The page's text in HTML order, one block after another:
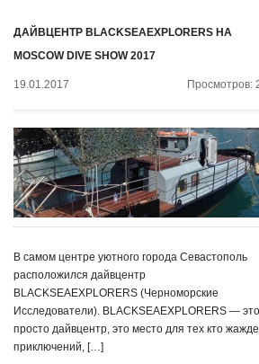
ДАЙВЦЕНТР BLACKSEAEXPLORERS НА
MOSCOW DIVE SHOW 2017
19.01.2017 Просмотров:
В самом центре уютного города Севастополь
расположился дайвцентр
BLACKSEAEXPLORERS (Черноморские
Исследователи). BLACKSEAEXPLORERS —
просто дайвцентр, это место для тех кто
приключений, […]